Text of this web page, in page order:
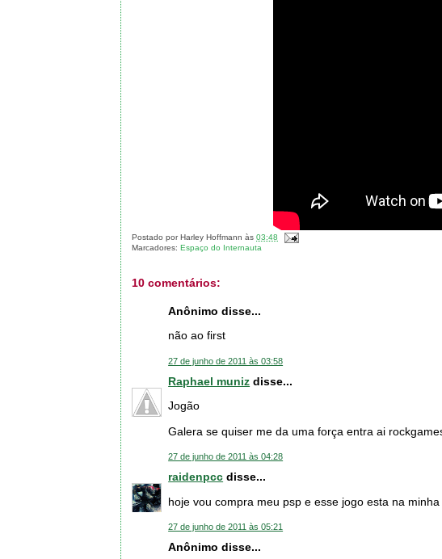
Postado porHarley Hoffmann às03:48
Marcadores:Espaço do Internauta
10 comentários:
Anônimo disse...
não ao first
27 de junho de 2011 às 03:58
Raphael muniz disse...
Jogão
Galera se quiser me da uma força entra ai
27 de junho de 2011 às 04:28
raidenpcc disse...
hoje vou compra meu psp e esse jogo esta na minha
27 de junho de 2011 às 05:21
Anônimo disse...